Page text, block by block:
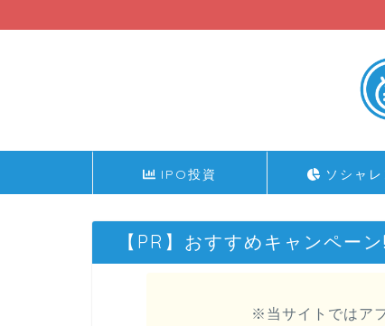
IPO投資 ソシャレ
【PR】おすすめキャンペーン
※当サイトではア